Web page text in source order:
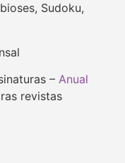
Sudoku,
– Anual
revistas